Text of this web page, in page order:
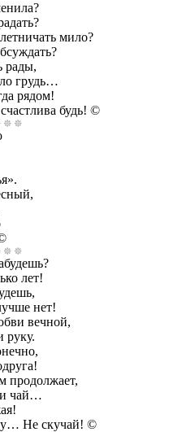
мило?
рады,
грудь…
рядом!
будь! ©
лет!
нет!
вечной,
руку.
продолжает,
и чай…
Не скучай! ©